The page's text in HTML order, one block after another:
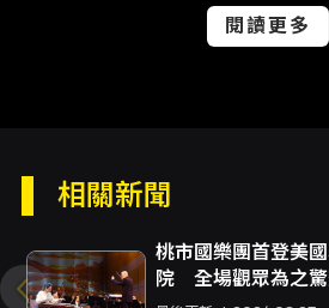
前公布，請留意主辦單位（
PRODUCTION HK、Neon
HK、Neon Lit Music）或
注意事項
閱讀更多
相關新聞
桃市國樂團首登美
院 全場觀眾為之